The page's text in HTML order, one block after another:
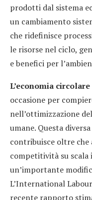
prodotti dal sistema
un cambiamento
che ridefinisce
le risorse nel ciclo,
e benefici per
L’economia circolare
occasione per
nell’ottimizzazione
umane. Questa
contribuisce oltre che
competitività su scala
un’importante
L’International
recente rapporto